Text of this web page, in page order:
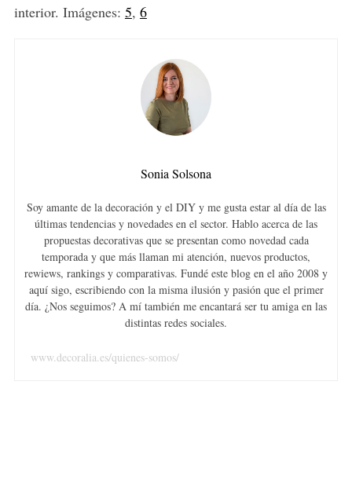
interior. Imágenes: 5, 6
Sonia Solsona
Soy amante de la decoración y el DIY y me gusta estar al día de las
últimas tendencias y novedades en el sector. Hablo acerca de las
propuestas decorativas que se presentan como novedad cada
temporada y que más llaman mi atención, nuevos productos,
rewiews, rankings y comparativas. Fundé este blog en el año 2008 y
aquí sigo, escribiendo con la misma ilusión y pasión que el primer
día. ¿Nos seguimos? A mí también me encantará ser tu amiga en las
distintas redes sociales.
www.decoralia.es/quienes-somos/
S
e
a
r
c
h
r